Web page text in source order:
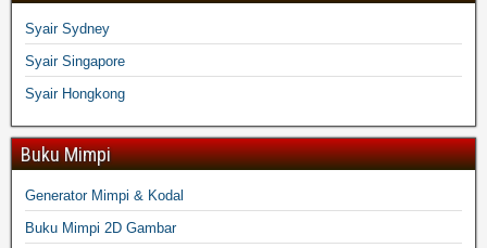
Syair Sydney
Syair Singapore
Syair Hongkong
Buku Mimpi
Generator Mimpi & Kodal
Buku Mimpi 2D Gambar